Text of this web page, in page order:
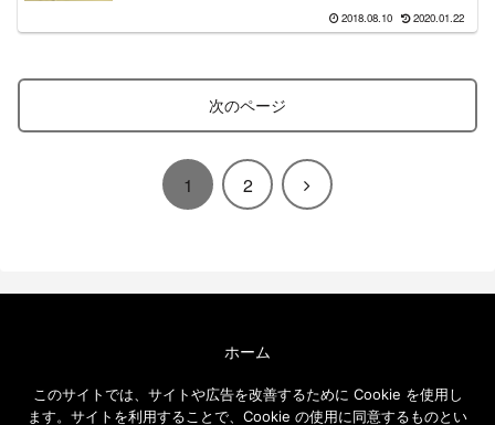
2018.08.10 2020.01.22
次のページ
1 2
次
ホーム
免責事項
このサイトでは、サイトや広告を改善するために Cookie を使用し
ます。サイトを利用することで、Cookie の使用に同意するものとい